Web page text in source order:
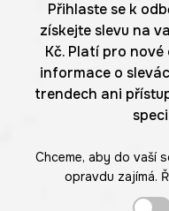
Přihlaste se k
získejte slevu na
Kč. Platí pro
informace o
trendech ani
Chceme, aby do vaší
opravdu zajímá.